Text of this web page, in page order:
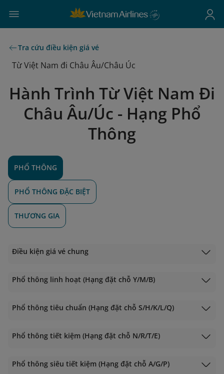
Tra cứu điều kiện giá vé
Từ Việt Nam đi Châu Âu/Châu Úc
Hành Trình Từ Việt Nam Đi
Châu Âu/Úc - Hạng Phổ
Thông
PHỔ THÔNG
PHỔ THÔNG ĐẶC BIỆT
THƯƠNG GIA
Điều kiện giá vé chung
Phổ thông linh hoạt (Hạng đặt chỗ Y/M/B)
Phổ thông tiêu chuẩn (Hạng đặt chỗ S/H/K/L/Q)
Phổ thông tiết kiệm (Hạng đặt chỗ N/R/T/E)
Phổ thông siêu tiết kiệm (Hạng đặt chỗ A/G/P)